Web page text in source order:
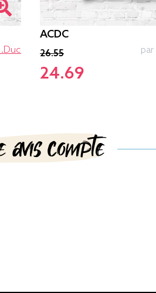
ACDC
26.55
24.69
par
avis compte